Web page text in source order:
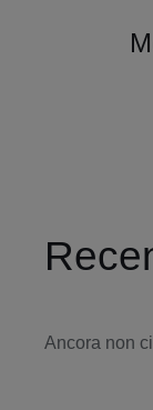
Ancora non